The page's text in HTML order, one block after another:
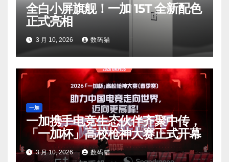
全白小屏旗舰！一加 15T 全新配色
正式亮相
3 月 10, 2026 数码猫
一加
一加携手电竞生态伙伴齐聚中传，
「一加杯」高校枪神大赛正式开幕
3 月 10, 2026 数码猫